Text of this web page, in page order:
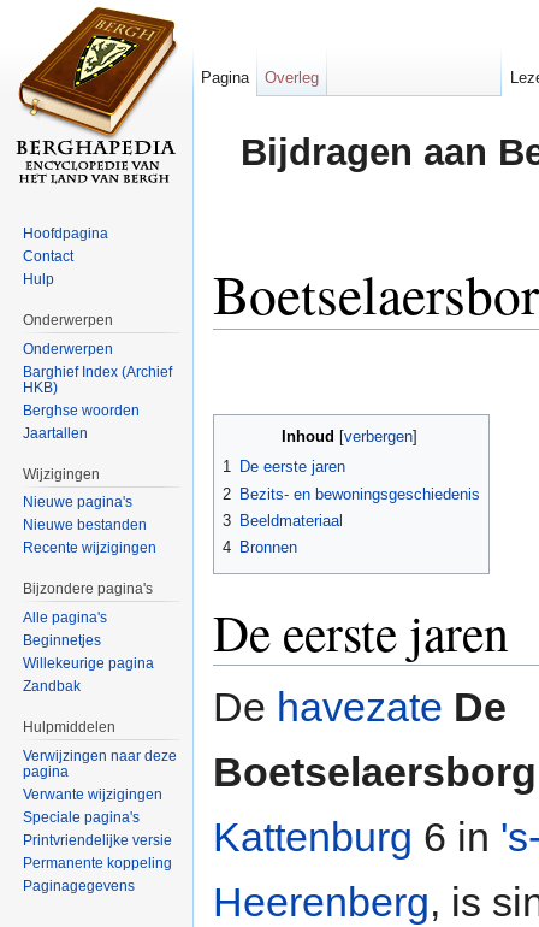
Bijdragen aan
Inhoud verbergen]
1 De eerste jaren
2 Bezits- en bewoningsgeschiedenis
3 Beeldmateriaal
4 Bronnen
De eerste jaren
De havezate De
Boetselaersborg
Kattenburg 6 in
Heerenberg, is
Pagina Overleg
Hoofdpagina
Contact
Hulp
Onderwerpen
Onderwerpen
Barghief Index (Archief
HKB)
Berghse woorden
Jaartallen
Wijzigingen
Nieuwe pagina's
Nieuwe bestanden
Recente wijzigingen
Bijzondere pagina's
Alle pagina's
Beginnetjes
Willekeurige pagina
Zandbak
Hulpmiddelen
Verwijzingen naar deze
pagina
Verwante wijzigingen
Speciale pagina's
Printvriendelijke versie
Permanente koppeling
Paginagegevens